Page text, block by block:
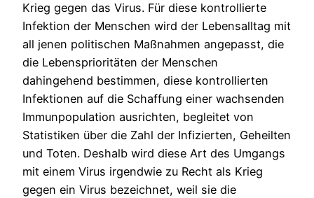
Krieg gegen das Virus. Für diese kontrollierte
Infektion der Menschen wird der Lebensalltag mit
all jenen politischen Maßnahmen angepasst, die
die Lebensprioritäten der Menschen
dahingehend bestimmen, diese kontrollierten
Infektionen auf die Schaffung einer wachsenden
Immunpopulation ausrichten, begleitet von
Statistiken über die Zahl der Infizierten, Geheilten
und Toten. Deshalb wird diese Art des Umgangs
mit einem Virus irgendwie zu Recht als Krieg
gegen ein Virus bezeichnet, weil sie die